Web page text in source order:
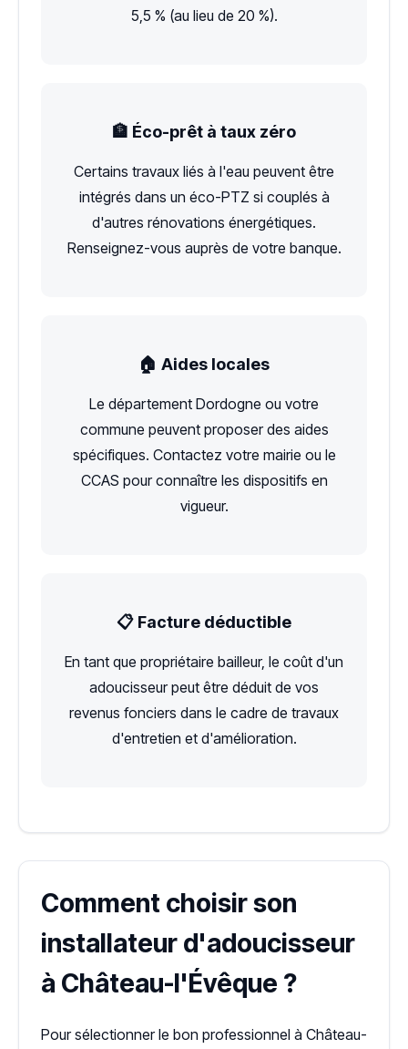
5,5 % (au lieu de 20 %).
🏦 Éco-prêt à taux zéro
Certains travaux liés à l'eau peuvent être
intégrés dans un éco-PTZ si couplés à
d'autres rénovations énergétiques.
Renseignez-vous auprès de votre banque.
🏠 Aides locales
Le département Dordogne ou votre
commune peuvent proposer des aides
spécifiques. Contactez votre mairie ou le
CCAS pour connaître les dispositifs en
vigueur.
📋 Facture déductible
En tant que propriétaire bailleur, le coût d'un
adoucisseur peut être déduit de vos
revenus fonciers dans le cadre de travaux
d'entretien et d'amélioration.
Comment choisir son
installateur d'adoucisseur
à Château-l'Évêque ?
Pour sélectionner le bon professionnel à Château-